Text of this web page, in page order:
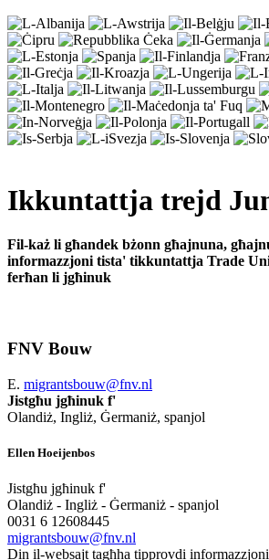
Ikkuntattja trejd
Fil-każ li għandek bżonn għajnuna,
informazzjoni tista' tikkuntattja Trade
ferħan li jgħinuk
FNV Bouw
E. migrantsbouw@fnv.nl
Jistgħu jgħinuk f'
Olandiż, Ingliż, Ġermaniż, spanjol
Ellen Hoeijenbos
Jistgħu jgħinuk f'
Olandiż - Ingliż - Ġermaniż - spanjol
0031 6 12608445
migrantsbouw@fnv.nl
Din il-websajt tagħha tipprovdi